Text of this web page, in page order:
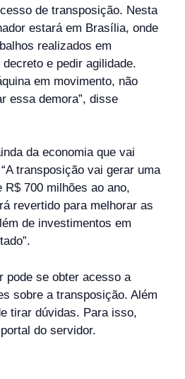
de transposição. Nesta
estará em Brasília, onde
realizados em
e pedir agilidade.
em movimento, não
essa demora”, disse
da economia que vai
transposição vai gerar uma
R$ 700 milhões ao ano,
revertido para melhorar as
de investimentos em
pode se obter acesso a
sobre a transposição. Além
tirar dúvidas. Para isso,
do servidor.